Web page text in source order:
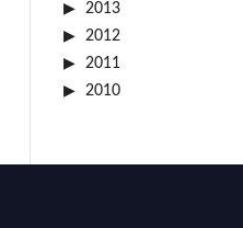
2013
2012
2011
2010